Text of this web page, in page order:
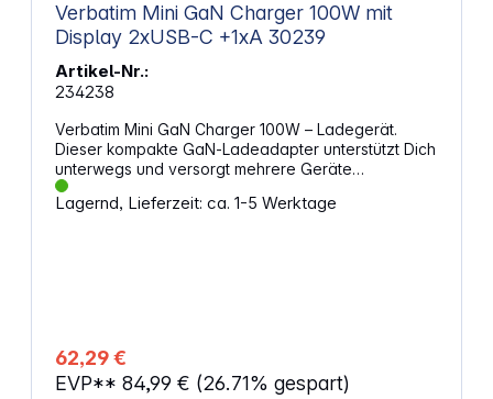
Verbatim Mini GaN Charger 100W mit
Display 2xUSB-C +1xA 30239
Artikel-Nr.:
234238
Verbatim Mini GaN Charger 100W – Ladegerät.
Dieser kompakte GaN‑Ladeadapter unterstützt Dich
unterwegs und versorgt mehrere Geräte
gleichzeitig mit hoher Leistung. Das TFT‑Display
zeigt Dir während des Ladevorgangs übersichtlich
Versorgung von Notebook, Tablet oder
Smartphone 2x USB‑C‑Anschlüsse mit PD 3.0
unterstützen hohe Ladeleistung und passen zu
Lagernd, Lieferzeit: ca. 1-5 Werktage
62,29 €
EVP** 84,99 € (26.71% gespart)